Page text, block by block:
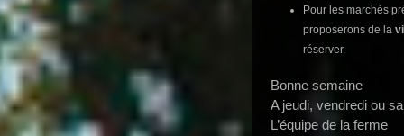
Pour les marchés
proposerons de la
réserver.
Bonne semaine
A jeudi, vendredi ou
L’équipe de la ferme